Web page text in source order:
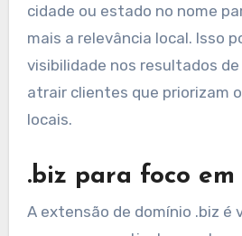
cidade ou estado no nome
mais a relevância local. Isso
visibilidade nos resultados
atrair clientes que priorizam
locais.
.biz para foco em
A extensão de domínio .biz é